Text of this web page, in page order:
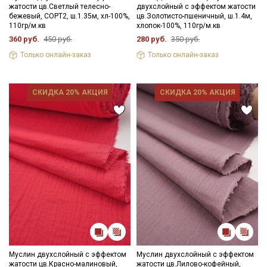
Ткань дает усадку до 5% перед пошивом постирайте отрез
при температуре дальнейших стирок, не выше 40C
Уход:
- стирка до 40C, отжим до 600 оборотов
- запрещены отбеливатели
уменьшается, допускается вертикальное отпаривание.
Цветопередача (тон) может отличаться от оригинального
цвета ткани в зависимости от настроек вашего монитора и в
зависимости от партии.
жатости цв.Светлый телесно-
бежевый, СОРТ2, ш.1.35м, хл-100%,
110гр/м.кв
360 руб. 450 руб.
Только онлайн-заказ
двухслойный с эффектом жатости
цв.Золотисто-пшеничный, ш.1.4м,
хлопок-100%, 110гр/м.кв
280 руб. 350 руб.
Только онлайн-заказ
СКИДКА 20% АКЦИЯ
Муслин двухслойный с эффектом
жатости цв.Красно-малиновый,
СКИДКА 20% АКЦИЯ
Муслин двухслойный с эффектом
жатости цв.Лилово-кофейный,